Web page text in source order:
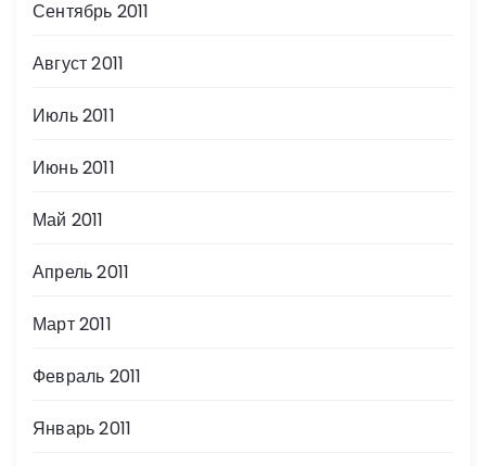
Сентябрь 2011
Август 2011
Июль 2011
Июнь 2011
Май 2011
Апрель 2011
Март 2011
Февраль 2011
Январь 2011